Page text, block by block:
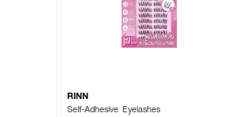
RINN
Self-Adhesive Eyelashes